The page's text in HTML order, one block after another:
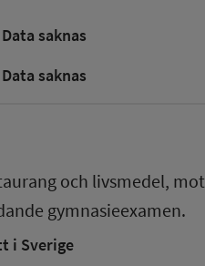
Data saknas
Data saknas
och livsmedel, mot
gymnasieexamen.
i Sverige